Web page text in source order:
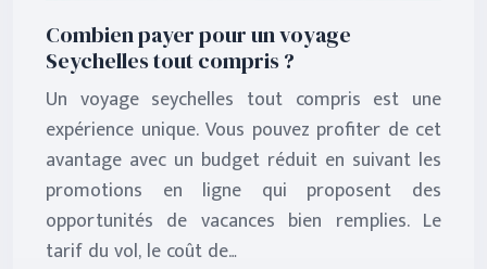
Combien payer pour un voyage
Seychelles tout compris ?
Un voyage seychelles tout compris est une
expérience unique. Vous pouvez profiter de cet
avantage avec un budget réduit en suivant les
promotions en ligne qui proposent des
opportunités de vacances bien remplies. Le
tarif du vol, le coût de…